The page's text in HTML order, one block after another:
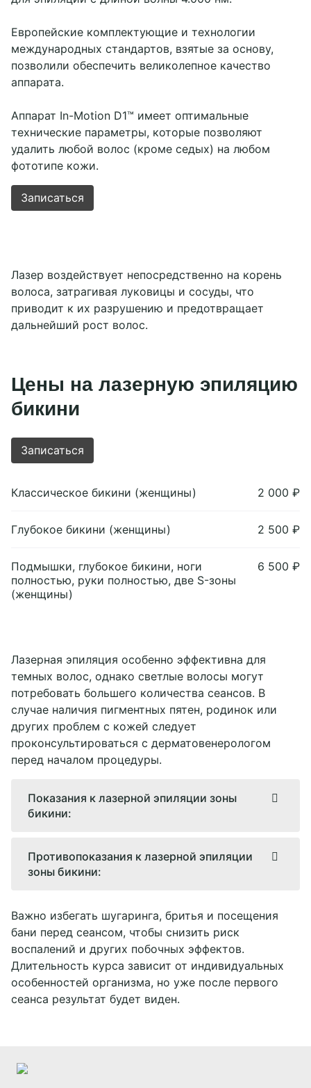
Европейские комплектующие и технологии
международных стандартов, взятые за основу,
позволили обеспечить великолепное качество
аппарата.
Аппарат In-Motion D1™ имеет оптимальные
технические параметры, которые позволяют
удалить любой волос (кроме седых) на любом
фототипе кожи.
Записаться
Лазер воздействует непосредственно на корень
волоса, затрагивая луковицы и сосуды, что
приводит к их разрушению и предотвращает
дальнейший рост волос.
Цены на лазерную эпиляцию
бикини
Записаться
Классическое бикини (женщины) 2 000 ₽
Глубокое бикини (женщины) 2 500 ₽
Подмышки, глубокое бикини, ноги
полностью, руки полностью, две S-зоны
(женщины)
6 500 ₽
Лазерная эпиляция особенно эффективна для
темных волос, однако светлые волосы могут
потребовать большего количества сеансов. В
случае наличия пигментных пятен, родинок или
других проблем с кожей следует
проконсультироваться с дерматовенерологом
перед началом процедуры.
Показания к лазерной эпиляции зоны
бикини:
Нежелательные волосы: желание
избавиться от волос в интимной зоне для
Чувствительная кожа: склонность к
раздражению, покраснению и вросшим
волоскам после бритья или воска.
Гипертрихоз: избыточный рост волос в
зоне бикини.
Гигиена: улучшение личной гигиены и
Противопоказания к лазерной эпиляции
зоны бикини:
Беременность и кормление грудью:
возможное влияние на здоровье матери и
ребенка.
Онкологические заболевания: риск
осложнений и обострений.
Кожные заболевания: экзема, псориаз,
Важно избегать шугаринга, бритья и посещения
бани перед сеансом, чтобы снизить риск
воспалений и других побочных эффектов.
Длительность курса зависит от индивидуальных
особенностей организма, но уже после первого
сеанса результат будет виден.